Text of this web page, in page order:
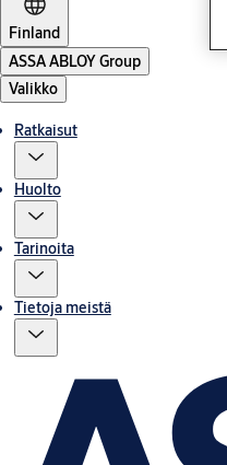
Finland
ASSA ABLOY Group
Valikko
Ratkaisut
Huolto
Tarinoita
Tietoja meistä